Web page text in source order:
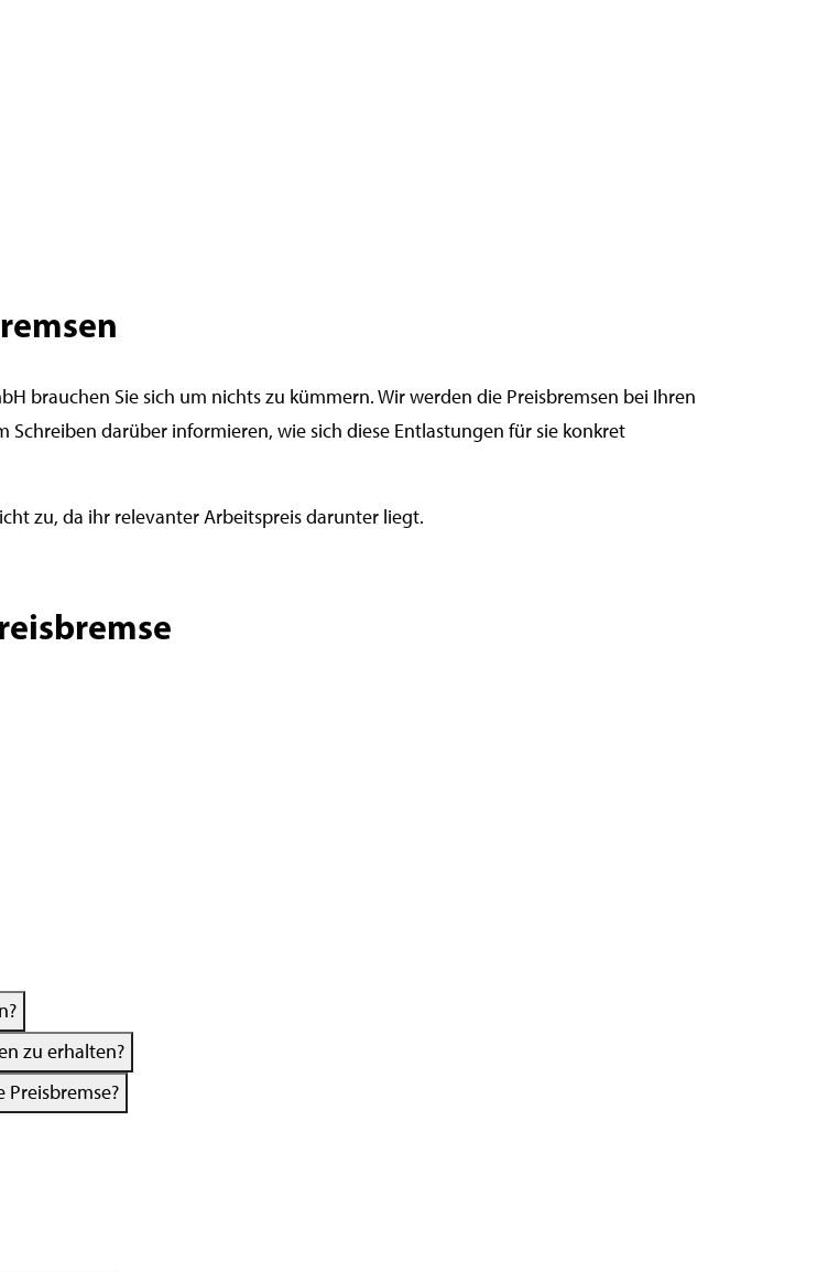
brauchen Sie sich um nichts zu kümmern. Wir werden die Preisbremsen bei Ihren
darüber informieren, wie sich diese Entlastungen für sie konkret
zu, da ihr relevanter Arbeitspreis darunter liegt.
zu erhalten?